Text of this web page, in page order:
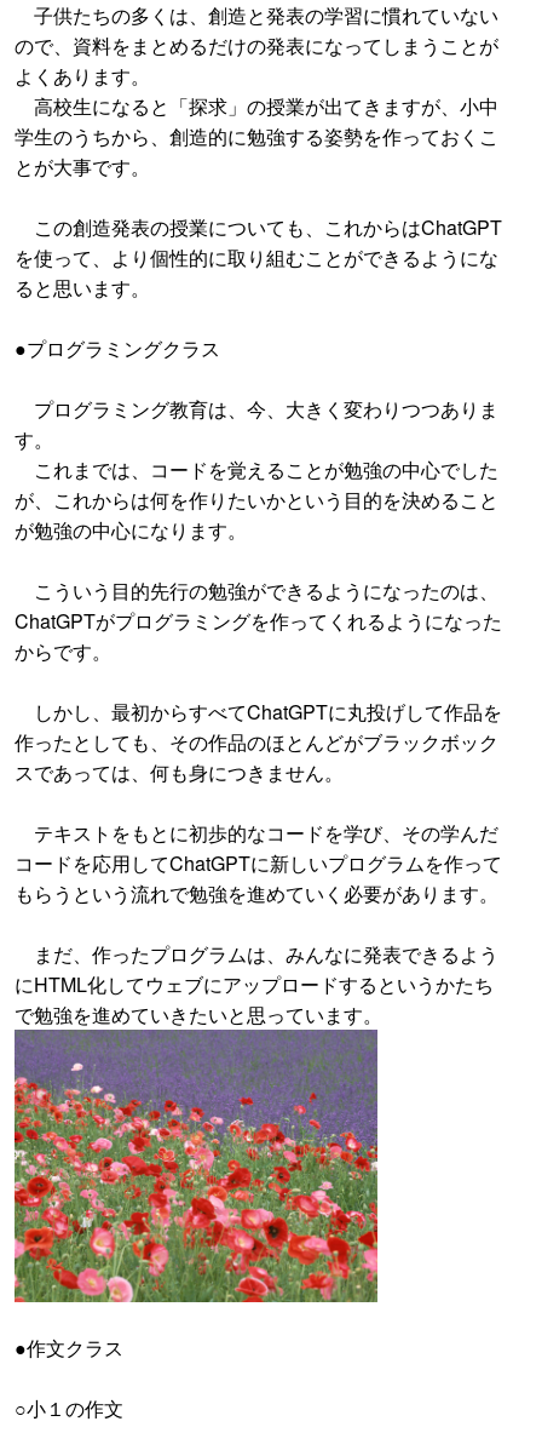
子供たちの多くは、創造と発表の学習に慣れていない
ので、資料をまとめるだけの発表になってしまうことが
よくあります。
高校生になると「探求」の授業が出てきますが、小中
学生のうちから、創造的に勉強する姿勢を作っておくこ
とが大事です。
この創造発表の授業についても、これからはChatGPT
を使って、より個性的に取り組むことができるようにな
ると思います。
●プログラミングクラス
プログラミング教育は、今、大きく変わりつつありま
す。
これまでは、コードを覚えることが勉強の中心でした
が、これからは何を作りたいかという目的を決めること
が勉強の中心になります。
こういう目的先行の勉強ができるようになったのは、
ChatGPTがプログラミングを作ってくれるようになった
からです。
しかし、最初からすべてChatGPTに丸投げして作品を
作ったとしても、その作品のほとんどがブラックボック
スであっては、何も身につきません。
テキストをもとに初歩的なコードを学び、その学んだ
コードを応用してChatGPTに新しいプログラムを作って
もらうという流れで勉強を進めていく必要があります。
まだ、作ったプログラムは、みんなに発表できるよう
にHTML化してウェブにアップロードするというかたち
で勉強を進めていきたいと思っています。
●作文クラス
○小１の作文